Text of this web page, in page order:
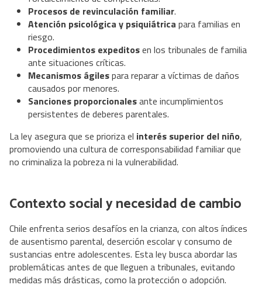
Procesos de revinculación familiar.
Atención psicológica y psiquiátrica para familias en
riesgo.
Procedimientos expeditosen los tribunales de familia
ante situaciones críticas.
Mecanismos ágilespara reparar a víctimas de daños
causados por menores.
Sanciones proporcionalesante incumplimientos
persistentes de deberes parentales.
La ley asegura que se prioriza el interés superior del niño,
promoviendo una cultura de corresponsabilidad familiar que
no criminaliza la pobreza ni la vulnerabilidad.
Contexto social y necesidad de cambio
Chile enfrenta serios desafíos en la crianza, con altos índices
de ausentismo parental, deserción escolar y consumo de
sustancias entre adolescentes. Esta ley busca abordar las
problemáticas antes de que lleguen a tribunales, evitando
medidas más drásticas, como la protección o adopción.